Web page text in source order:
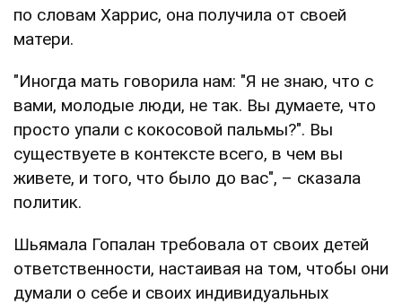
по словам Харрис, она получила от своей
матери.
"Иногда мать говорила нам: "Я не знаю, что с
вами, молодые люди, не так. Вы думаете, что
просто упали с кокосовой пальмы?". Вы
существуете в контексте всего, в чем вы
живете, и того, что было до вас", – сказала
политик.
Шьямала Гопалан требовала от своих детей
ответственности, настаивая на том, чтобы они
думали о себе и своих индивидуальных